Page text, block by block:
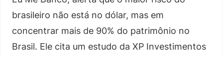
brasileiro não está no dólar, mas em
concentrar mais de 90% do patrimônio no
Brasil. Ele cita um estudo da XP Investimentos